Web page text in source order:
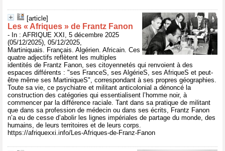
[article]
Les « Afriques » de Frantz Fanon
- In : AFRIQUE XXI, 5 décembre 2025
(05/12/2025), 05/12/2025,
Martiniquais. Français. Algérien. Africain. Ces
quatre adjectifs reflètent les multiples
identités de Frantz Fanon, ses citoyennetés qui renvoient à des
espaces différents : "ses FranceS, ses AlgérieS, ses AfriqueS et peut-
être même ses MartiniqueS", correspondant à ses propres géographies.
Toute sa vie, ce psychiatre et militant anticolonial a dénoncé la
construction des catégories qui essentialisent l’homme noir, à
commencer par la différence raciale. Tant dans sa pratique de militant
que dans sa profession de médecin ou dans ses écrits, Frantz Fanon
n’a eu de cesse d’abolir les lignes impériales de partage du monde, des
humains, de leurs territoires et de leurs corps.
https://afriquexxi.info/Les-Afriques-de-Franz-Fanon